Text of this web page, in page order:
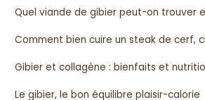
Quel viande de gibier peut-on trouver
Comment bien cuire un steak de cerf,
Gibier et collagène : bienfaits et
Le gibier, le bon équilibre plaisir-calorie